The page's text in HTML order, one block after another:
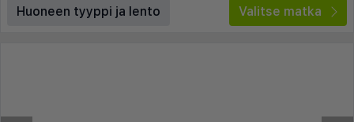
Huoneen tyyppi ja lento Valitse matka